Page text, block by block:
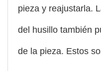
pieza y reajustarla.
del husillo también
de la pieza. Estos